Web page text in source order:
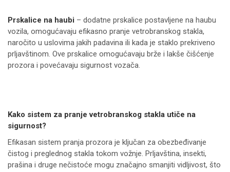
Prskalice na haubi – dodatne prskalice postavljene na haubu
vozila, omogućavaju efikasno pranje vetrobranskog stakla,
naročito u uslovima jakih padavina ili kada je staklo prekriveno
prljavštinom. Ove prskalice omogućavaju brže i lakše čišćenje
prozora i povećavaju sigurnost vozača.
Kako sistem za pranje vetrobranskog stakla utiče na
sigurnost?
Efikasan sistem pranja prozora je ključan za obezbeđivanje
čistog i preglednog stakla tokom vožnje. Prljavština, insekti,
prašina i druge nečistoće mogu značajno smanjiti vidljivost, što